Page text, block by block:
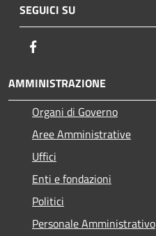
SEGUICI SU
AMMINISTRAZIONE
Organi di Governo
Aree Amministrative
Uffici
Enti e fondazioni
Politici
Personale Amministrativo